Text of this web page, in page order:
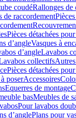
coudéRallonges de
de raccordement
Pièces détachées
d’angleVasques à
d’angleLavabos
collectifs
Pièces détachées
poserAccessoires
Equerres de montage
basMeubles de
Pour lavabos
d’anglePlans pour